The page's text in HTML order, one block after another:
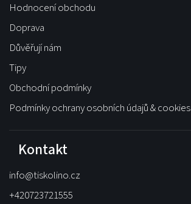
Hodnocení obchodu
Doprava
Důvěřují nám
Tipy
Obchodní podmínky
Podmínky ochrany osobních údajů & cookies
Kontakt
info@tiskolino.cz
+420723721555